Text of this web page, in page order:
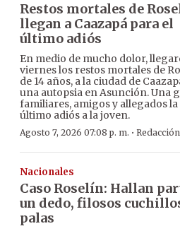
Restos mortales de
llegan a Caazapá para el
último adiós
En medio de mucho dolor,
viernes los restos mortales de
de 14 años, a la ciudad de
una autopsia en Asunción. Una
familiares, amigos y allegados
último adiós a la joven.
Agosto 7, 2026 07:08 p. m. ·
Nacionales
Caso Roselín: Hallan
un dedo, filosos
palas